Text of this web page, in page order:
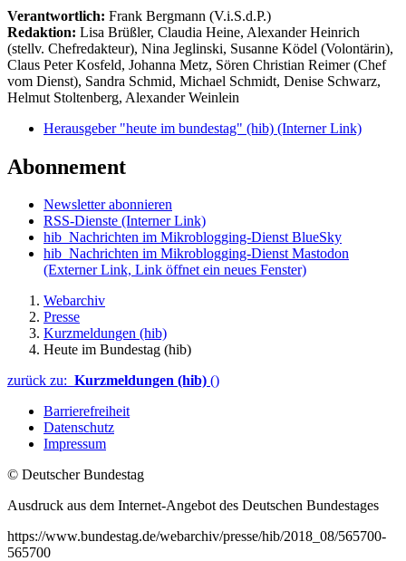
Verantwortlich: Frank Bergmann (V.i.S.d.P.)
Redaktion: Lisa Brüßler, Claudia Heine, Alexander Heinrich
(stellv. Chefredakteur), Nina Jeglinski, Susanne Ködel (Volontärin),
Claus Peter Kosfeld, Johanna Metz, Sören Christian Reimer (Chef
vom Dienst), Sandra Schmid, Michael Schmidt, Denise Schwarz,
Helmut Stoltenberg, Alexander Weinlein
Herausgeber "heute im bundestag" (hib) (Interner Link)
Abonnement
Newsletter abonnieren
RSS-Dienste (Interner Link)
hib_Nachrichten im Mikroblogging-Dienst BlueSky
hib_Nachrichten im Mikroblogging-Dienst Mastodon
(Externer Link, Link öffnet ein neues Fenster)
Webarchiv
Presse
Kurzmeldungen (hib)
Heute im Bundestag (hib)
zurück zu: Kurzmeldungen (hib) ()
Barrierefreiheit
Datenschutz
Impressum
© Deutscher Bundestag
Ausdruck aus dem Internet-Angebot des Deutschen Bundestages
https://www.bundestag.de/webarchiv/presse/hib/2018_08/565700-
565700